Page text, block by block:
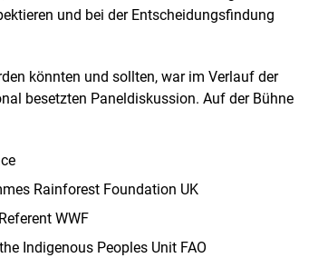
und bei der Entscheidungsfindung
könnten und sollten, war im Verlauf der
besetzten Paneldiskussion. Auf der Bühne
Rainforest Foundation UK
WWF
Indigenous Peoples Unit FAO